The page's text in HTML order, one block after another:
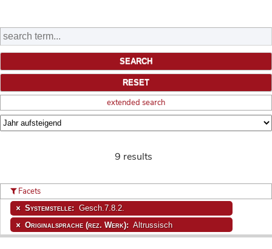
extended search
9 results
Facets
Systemstelle: Gesch.7.8.2.
Originalsprache (rez. Werk): Altrussisch